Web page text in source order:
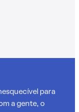
para
a gente, o